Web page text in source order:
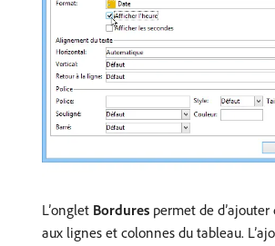
L’onglet Bordures permet de d’ajouter
aux lignes et colonnes du tableau.